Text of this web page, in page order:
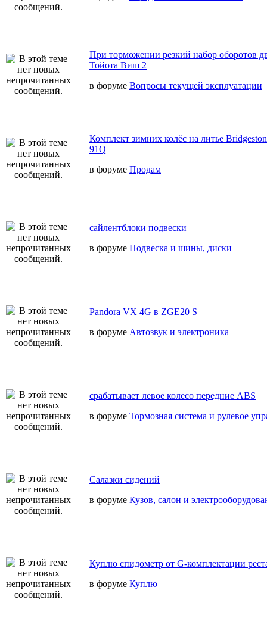
При торможении резкий набор оборотов
Тойота Виш 2
в форуме Вопросы текущей эксплуатации
Комплект зимних колёс на литье
91Q
в форуме Продам
сайлентблоки подвески
в форуме Подвеска и шины, диски
Pandora VX 4G в ZGE20 S
в форуме Автозвук и электроника
срабатывает левое колесо передние ABS
в форуме Тормозная система и рулевое
Салазки сидений
в форуме Кузов, салон и
Куплю спидометр от G-комплектации
в форуме Куплю